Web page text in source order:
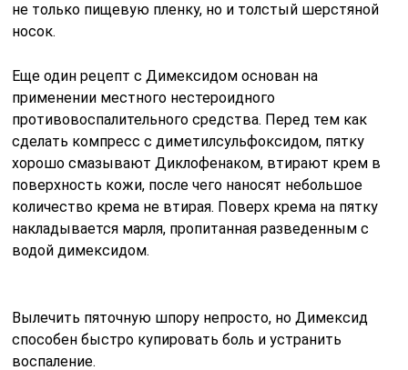
не только пищевую пленку, но и толстый шерстяной
носок.
Еще один рецепт с Димексидом основан на
применении местного нестероидного
противовоспалительного средства. Перед тем как
сделать компресс с диметилсульфоксидом, пятку
хорошо смазывают Диклофенаком, втирают крем в
поверхность кожи, после чего наносят небольшое
количество крема не втирая. Поверх крема на пятку
накладывается марля, пропитанная разведенным с
водой димексидом.
Вылечить пяточную шпору непросто, но Димексид
способен быстро купировать боль и устранить
воспаление.